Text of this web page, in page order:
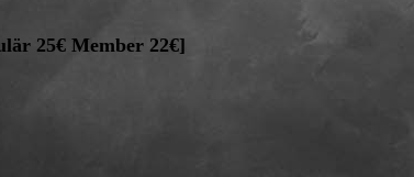
25€ Member 22€]